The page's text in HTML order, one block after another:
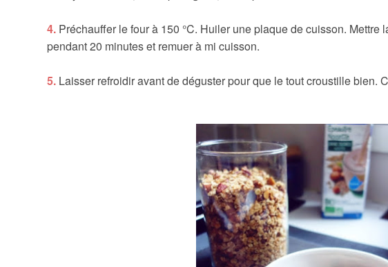
4. Préchauffer le four à 150 °C. Huiler une plaque de cuisson. Mettre
pendant 20 minutes et remuer à mi cuisson.
5. Laisser refroidir avant de déguster pour que le tout croustille bien.